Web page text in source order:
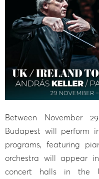
Between November
Budapest will perform
programs, featuring
orchestra will appear
concert halls in the